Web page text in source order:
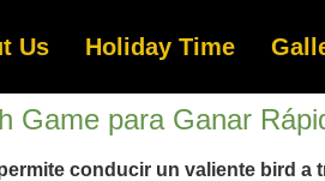
Us Holiday Time
Game para Ganar
conducir un valiente bird a